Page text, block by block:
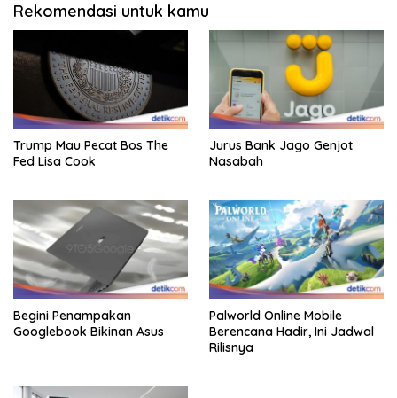
Rekomendasi untuk kamu
Trump Mau Pecat Bos The
Fed Lisa Cook
Jurus Bank Jago Genjot
Nasabah
Begini Penampakan
Googlebook Bikinan Asus
Palworld Online Mobile
Berencana Hadir, Ini Jadwal
Rilisnya